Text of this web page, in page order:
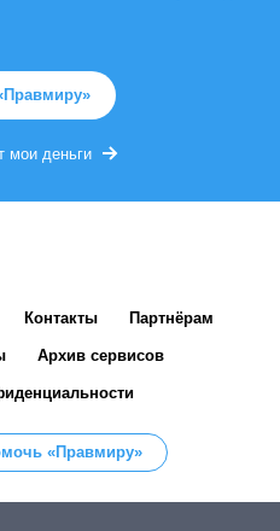
мои деньги
Контакты Партнёрам
Архив сервисов
«Правмиру»